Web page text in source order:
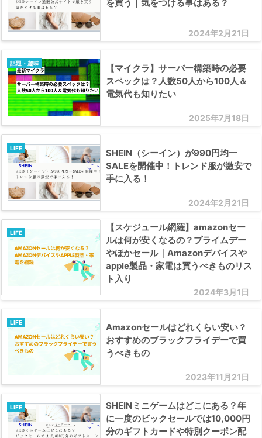
2024年2月21日
を買う｜気をつける事はある？
2025年7月18日
話題・趣味
【マイクラ】サーバー構築時の必要
スペックは？人数50人から100人＆
電気代も知りたい
2024年2月21日
LIFE
SHEIN（シーイン）が990円均一
SALEを開催中！トレンド服が激安で
手に入る！
2024年3月1日
LIFE
【スケジュール網羅】amazonセー
ルは何が安くなるの？プライムデー
やほかセール｜Amazonデバイスや
apple製品・家電は買うべきものリス
ト入り
2023年11月21日
LIFE
Amazonセールはどれくらい安い？
おすすめのブラックフライデーで買
うべきもの
LIFE
SHEINミニゲームはどこにある？年
に一度のビックセールでは10,000円
分のギフトカードや特別クーポン配